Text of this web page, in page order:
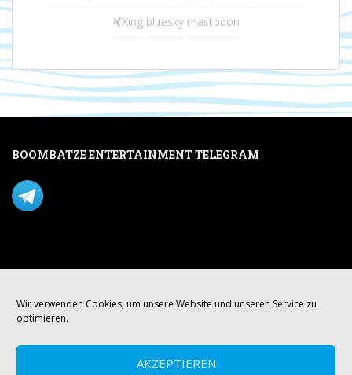
Wir verwenden Cookies, um unsere Website und unseren Service zu
optimieren.
AKZEPTIEREN
Xing bluesky mastodon
BOOMBATZE ENTERTAINMENT TELEGRAM